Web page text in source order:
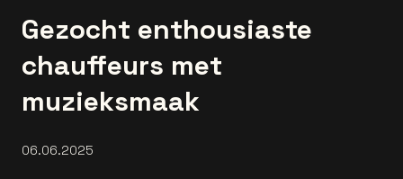
Gezocht enthousiaste
chauffeurs met
muzieksmaak
06.06.2025